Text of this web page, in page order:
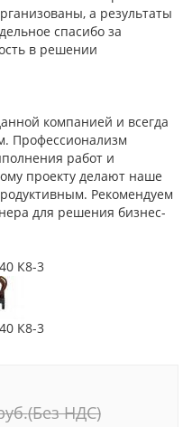
а результаты
спасибо за
в решении
компанией и всегда
Профессионализм
работ и
проекту делают наше
Рекомендуем
для решения бизнес-
К8-3
К8-3
(Без НДС)